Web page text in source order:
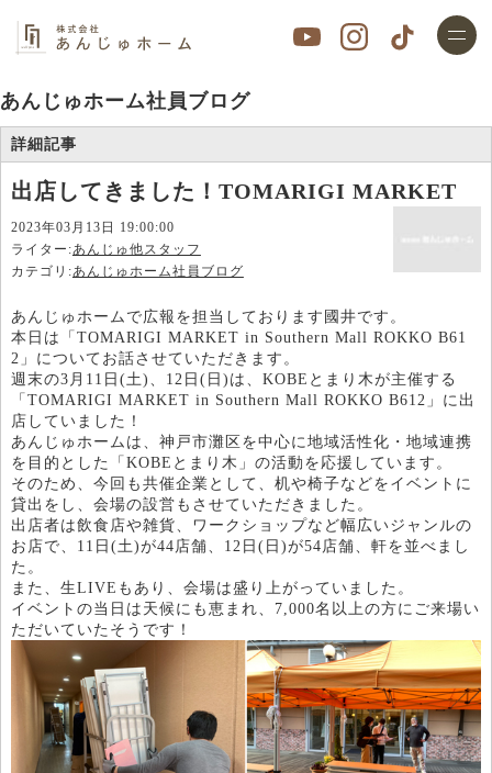
あんじゅホーム社員ブログ
詳細記事
出店してきました！TOMARIGI MARKET
2023年03月13日 19:00:00
ライター:あんじゅ他スタッフ
カテゴリ:あんじゅホーム社員ブログ
あんじゅホームで広報を担当しております國井です。
本日は「TOMARIGI MARKET in Southern Mall ROKKO B61
2」についてお話させていただきます。
週末の3月11日(土)、12日(日)は、KOBEとまり木が主催する
「TOMARIGI MARKET in Southern Mall ROKKO B612」に出
店していました！
あんじゅホームは、神戸市灘区を中心に地域活性化・地域連携
を目的とした「KOBEとまり木」の活動を応援しています。
そのため、今回も共催企業として、机や椅子などをイベントに
貸出をし、会場の設営もさせていただきました。
出店者は飲食店や雑貨、ワークショップなど幅広いジャンルの
お店で、11日(土)が44店舗、12日(日)が54店舗、軒を並べまし
た。
また、生LIVEもあり、会場は盛り上がっていました。
イベントの当日は天候にも恵まれ、7,000名以上の方にご来場い
ただいていたそうです！